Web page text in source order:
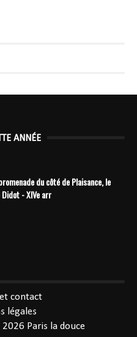
ANNÉE
du côté de Plaisance, le
- XIVe arr
contact
légales
2026 Paris la douce